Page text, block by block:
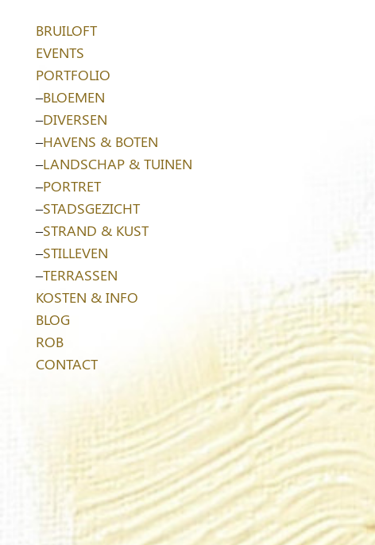
BRUILOFT
EVENTS
PORTFOLIO
–BLOEMEN
–DIVERSEN
–HAVENS & BOTEN
–LANDSCHAP & TUINEN
–PORTRET
–STADSGEZICHT
–STRAND & KUST
–STILLEVEN
–TERRASSEN
KOSTEN & INFO
BLOG
ROB
CONTACT